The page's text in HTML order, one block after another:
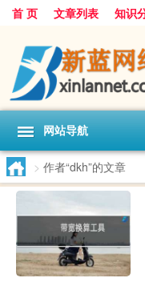
首 页 文章列表 知识
网站导航
> 作者“dkh”的文章